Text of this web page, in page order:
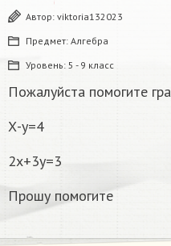
Автор: viktoria132023
Предмет: Алгебра
Уровень: 5 - 9 класс
Пожалуйста помогите
Х-у=4
2х+3у=3
Прошу помогите